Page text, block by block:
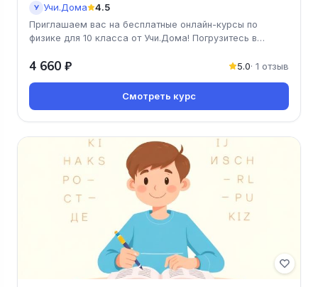
У Учи.Дома 4.5
Приглашаем вас на бесплатные онлайн-курсы по
физике для 10 класса от Учи.Дома! Погрузитесь в
4 660 ₽ 5.0· 1 отзыв
Смотреть курс